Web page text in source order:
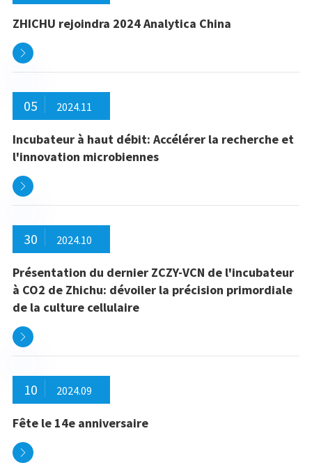
ZHICHU rejoindra 2024 Analytica China

05 2024.11
Incubateur à haut débit: Accélérer la recherche et
l'innovation microbiennes

30 2024.10
Présentation du dernier ZCZY-VCN de l'incubateur
à CO2 de Zhichu: dévoiler la précision primordiale
de la culture cellulaire

10 2024.09
Fête le 14e anniversaire
